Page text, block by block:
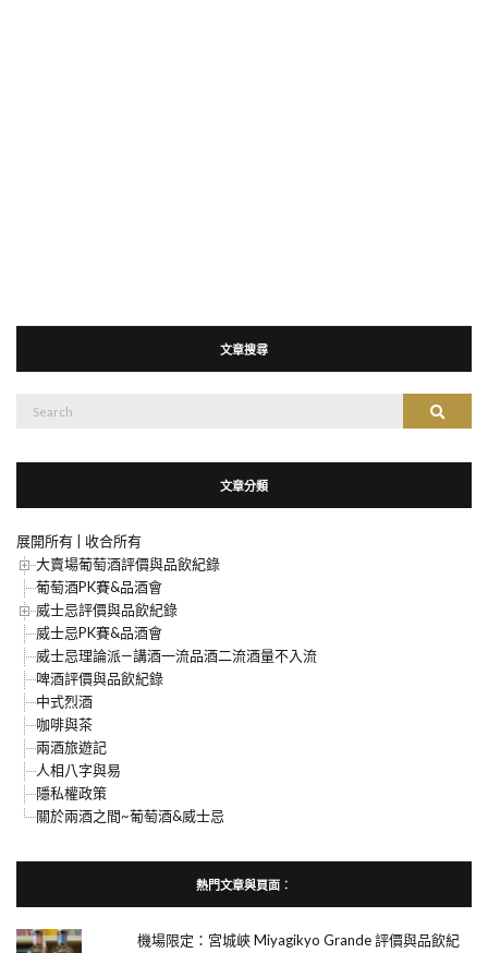
文章搜尋
搜尋
文章分類
展開所有
收合所有
大賣場葡萄酒評價與品飲紀錄
葡萄酒PK賽&品酒會
威士忌評價與品飲紀錄
威士忌PK賽&品酒會
威士忌理論派—講酒一流品酒二流酒量不入流
啤酒評價與品飲紀錄
中式烈酒
咖啡與茶
兩酒旅遊記
人相八字與易
隱私權政策
關於兩酒之間~葡萄酒&威士忌
熱門文章與頁面︰
機場限定：宮城峽 Miyagikyo Grande 評價與品飲紀